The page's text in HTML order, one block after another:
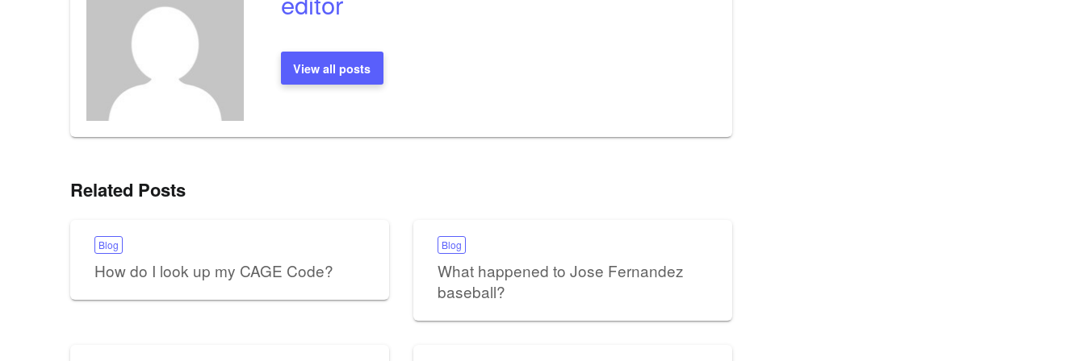
View all posts
Related Posts
Blog
How do I look up my CAGE Code?
Blog
What happened to Jose Fernandez
baseball?